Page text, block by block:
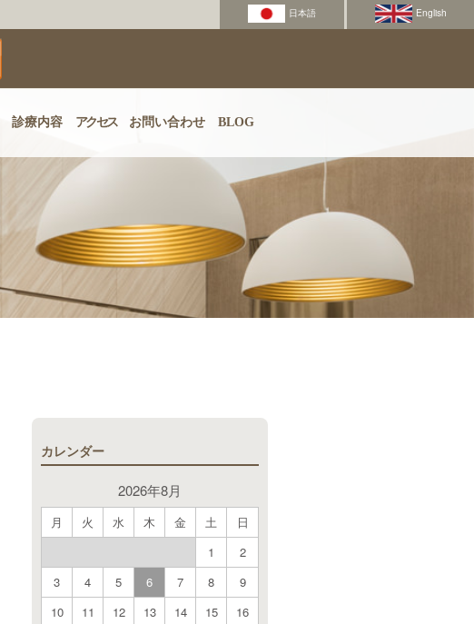
診療内容 アクセス お問い合わせ BLOG
カレンダー
2026年8月
月 火 水 木 金 土 日
1
2
3
4 5 6 7 8
9
10
11 12 13 14 15
16